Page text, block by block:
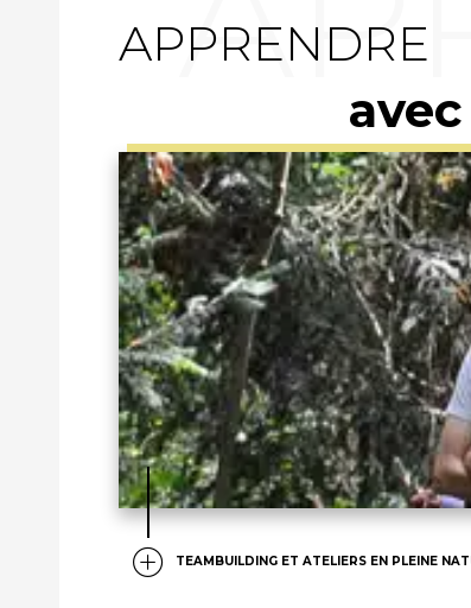
APPRENDRE
TEAMBUILDING ET ATELIERS EN PLEINE